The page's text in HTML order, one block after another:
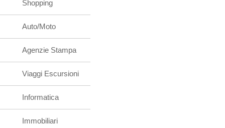
Shopping
Auto/Moto
Agenzie Stampa
Viaggi Escursioni
Informatica
Immobiliari